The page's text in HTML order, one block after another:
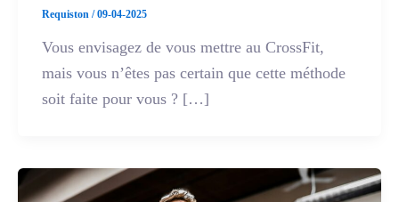
Requiston /09-04-2025
Vous envisagez de vous mettre au CrossFit,
mais vous n’êtes pas certain que cette méthode
soit faite pour vous ? […]